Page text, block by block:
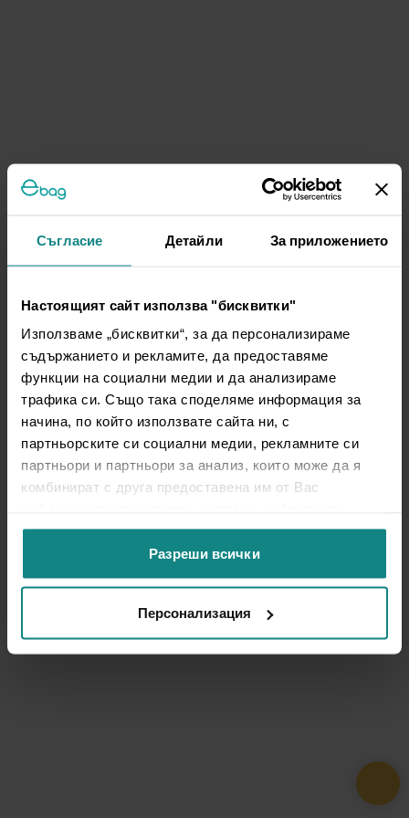
Съгласие Детайли За приложението
Настоящият сайт използва "бисквитки"
Използваме „бисквитки“, за да персонализираме
съдържанието и рекламите, да предоставяме
функции на социални медии и да анализираме
трафика си. Също така споделяме информация за
начина, по който използвате сайта ни, с
партньорските си социални медии, рекламните си
партньори и партньори за анализ, които може да я
комбинират с друга предоставена им от Вас
ползването от Ваша страна на услугите им.
Разреши всички
Персонализация